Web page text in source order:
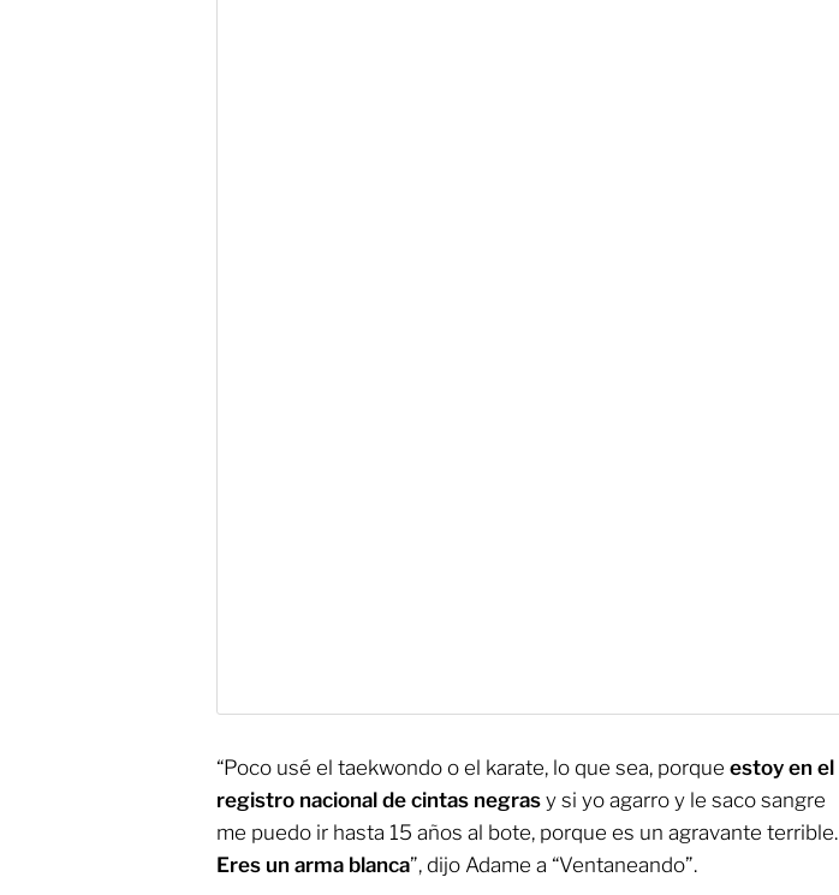
“Poco usé el taekwondo o el karate, lo que sea, porque estoy en el
registro nacional de cintas negras y si yo agarro y le saco sangre
me puedo ir hasta 15 años al bote, porque es un agravante terrible.
Eres un arma blanca”, dijo Adame a “Ventaneando”.